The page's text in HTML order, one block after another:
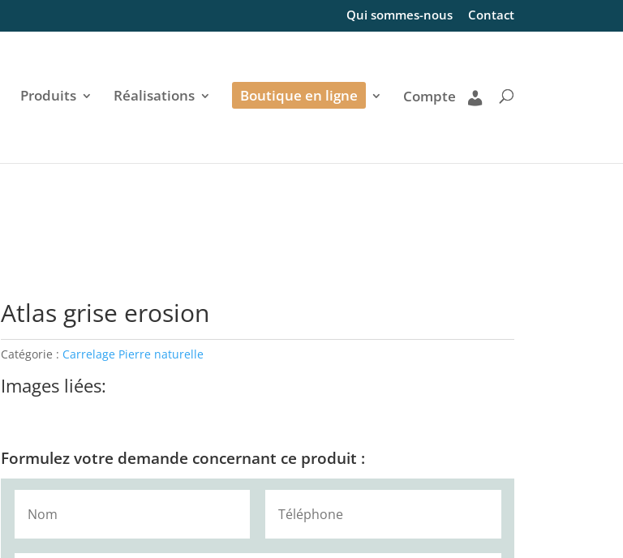
Qui sommes-nous Contact
Produits Réalisations Boutique en ligne Compte
Atlas grise erosion
Catégorie : Carrelage Pierre naturelle
Images liées:
Formulez votre demande concernant ce produit :